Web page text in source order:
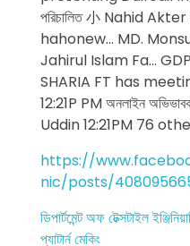
https://
nic/posts/
ডিপার্টমেন্ট অফ টেক্সটাইল
প্যাটার্ন মেকিং